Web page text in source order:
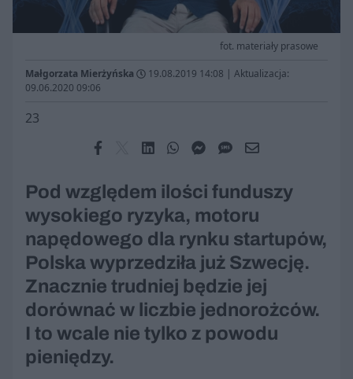
fot. materiały prasowe
Małgorzata Mierżyńska 19.08.2019 14:08 | Aktualizacja:
09.06.2020 09:06
23
Pod względem ilości funduszy
wysokiego ryzyka, motoru
napędowego dla rynku startupów,
Polska wyprzedziła już Szwecję.
Znacznie trudniej będzie jej
dorównać w liczbie jednorożców.
I to wcale nie tylko z powodu
pieniędzy.